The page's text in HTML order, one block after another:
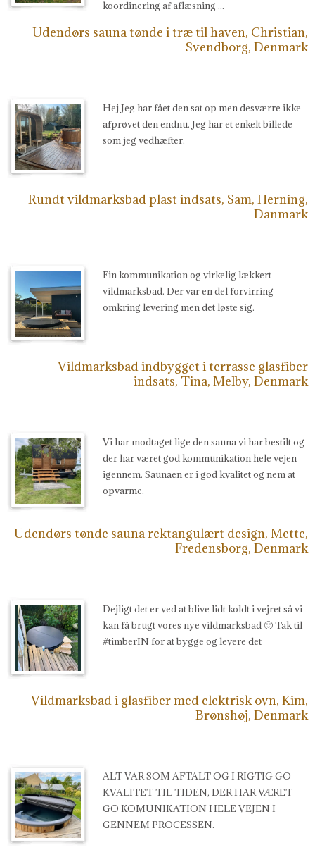
koordinering af aflæsning ...
Udendørs sauna tønde i træ til haven, Christian,
Svendborg, Denmark
Hej Jeg har fået den sat op men desværre ikke
afprøvet den endnu. Jeg har et enkelt billede
som jeg vedhæfter.
Rundt vildmarksbad plast indsats, Sam, Herning,
Danmark
Fin kommunikation og virkelig lækkert
vildmarksbad. Der var en del forvirring
omkring levering men det løste sig.
Vildmarksbad indbygget i terrasse glasfiber
indsats, Tina, Melby, Denmark
Vi har modtaget lige den sauna vi har bestilt og
der har været god kommunikation hele vejen
igennem. Saunaen er i god kvalitet og nem at
opvarme.
Udendørs tønde sauna rektangulært design, Mette,
Fredensborg, Denmark
Dejligt det er ved at blive lidt koldt i vejret så vi
kan få brugt vores nye vildmarksbad 🙂 Tak til
#timberIN for at bygge og levere det
Vildmarksbad i glasfiber med elektrisk ovn, Kim,
Brønshøj, Denmark
ALT VAR SOM AFTALT OG I RIGTIG GO
KVALITET TIL TIDEN, DER HAR VÆRET
GO KOMUNIKATION HELE VEJEN I
GENNEM PROCESSEN.